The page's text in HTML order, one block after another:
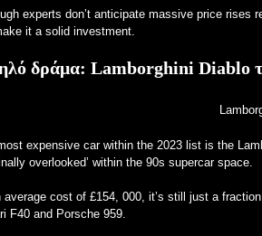
experts don’t anticipate massive price rises
it a solid investment.
δράμα:Lamborghini Diablo
expensive car within the 2023 list is the
overlooked’ within the 90s supercar space.
average cost of £154, 000, it’s still just a
F40 and Porsche 959.